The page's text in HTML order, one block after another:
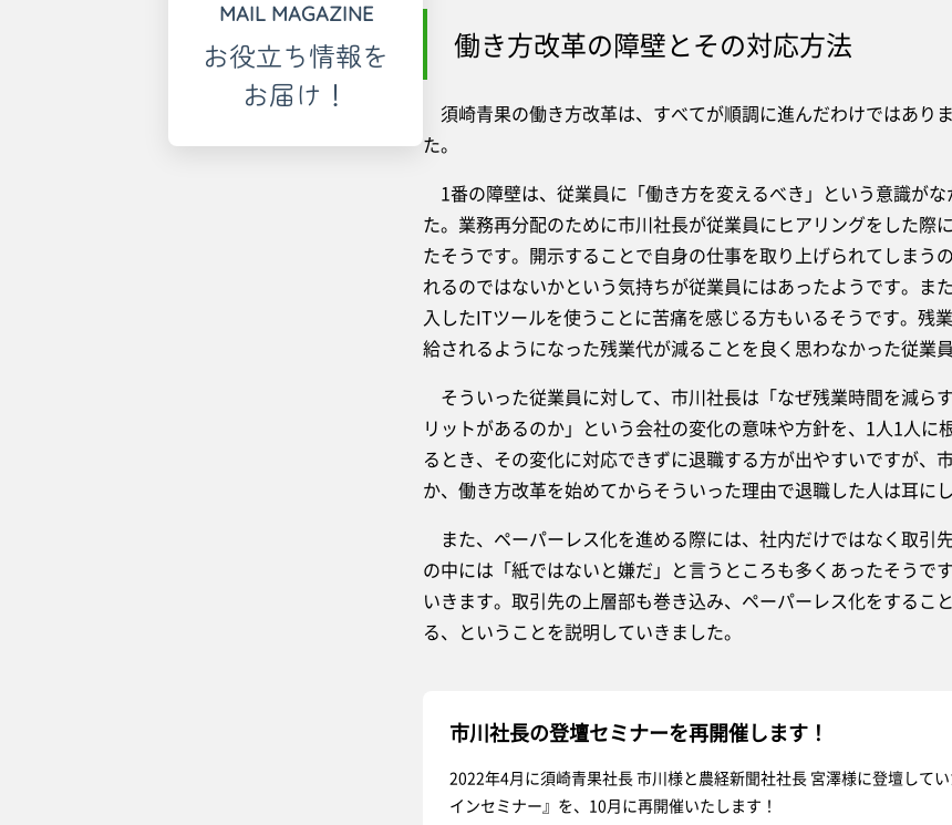
MAIL MAGAZINE
お役立ち情報を
お届け！
働き方改革の障壁とその対応方法
須崎青果の働き方改革は、すべてが順調に進んだわけではあり
た。
1番の障壁は、従業員に「働き方を変えるべき」という意識が
た。業務再分配のために市川社長が従業員にヒアリングをした際
たそうです。開示することで自身の仕事を取り上げられてしまう
れるのではないかという気持ちが従業員にはあったようです。ま
入したITツールを使うことに苦痛を感じる方もいるそうです。残
給されるようになった残業代が減ることを良く思わなかった従業員
そういった従業員に対して、市川社長は「なぜ残業時間を減ら
リットがあるのか」という会社の変化の意味や方針を、1人1人
るとき、その変化に対応できずに退職する方が出やすいですが、
か、働き方改革を始めてからそういった理由で退職した人は耳に
また、ペーパーレス化を進める際には、社内だけではなく取引
の中には「紙ではないと嫌だ」と言うところも多くあったそうで
いきます。取引先の上層部も巻き込み、ペーパーレス化をするこ
る、ということを説明していきました。
市川社長の登壇セミナーを再開催します！
2022年4月に須崎青果社長 市川様と農経新聞社社長 宮澤様に登壇して
インセミナー 』を、10月に再開催いたします！